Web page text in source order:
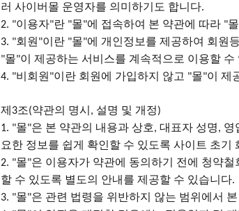
러 사이버몰 운영자를 의미하기도 합니다.
2. "이용자"란 "몰"에 접속하여 본 약관에 따라 "몰
3. "회원 "이란 "몰"에 개인정보를 제공하여 회원
"몰"이 제공하는 서비스를 계속적으로 이용할 수
4. "비회원 "이란 회원에 가입하지 않고 "몰"이 제
제 3조(약관의 명시 , 설명 및 개정)
1. "몰"은 본 약관의 내용과 상호, 대표자 성명, 영
요한 정보를 쉽게 확인할 수 있도록 사이트 초기
2. "몰"은 이용자가 약관에 동의하기 전에 청약철
할 수 있도록 별도의 안내를 제공할 수 있습니다.
3. "몰"은 관련 법령을 위반하지 않는 범위에서